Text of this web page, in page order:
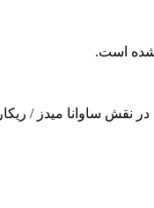
نقش ساوانا میدز /